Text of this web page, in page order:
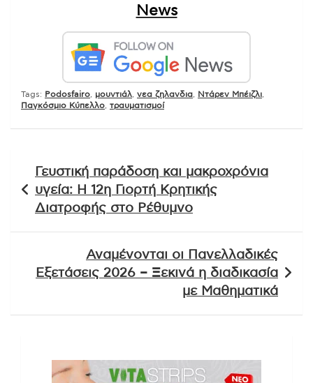
News
Tags: Podosfairo μουντιάλ νεα ζηλανδια Ντάρεν Μπέιζλι
Παγκόσμιο Κύπελλο τραυματισμοί
άρθρων
Γευστική παράδοση και μακροχρόνια
υγεία: Η 12η Γιορτή Κρητικής
Διατροφής στο Ρέθυμνο
Αναμένονται οι Πανελλαδικές
Εξετάσεις 2026 – Ξεκινά η διαδικασία
με Μαθηματικά